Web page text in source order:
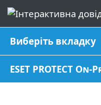
Виберіть вкладку
ESET PROTECT On-